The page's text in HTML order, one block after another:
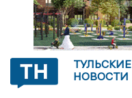
ТУЛЬСКИЕ
НОВОСТИ